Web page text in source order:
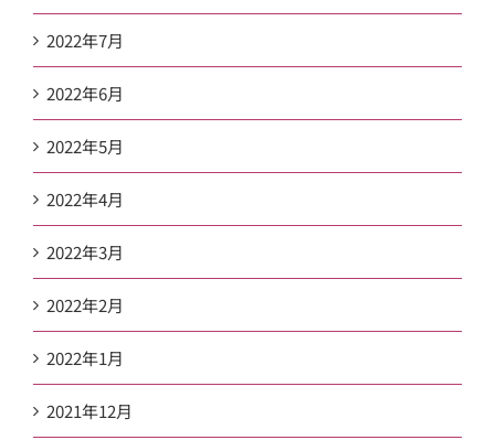
2022年7月
2022年6月
2022年5月
2022年4月
2022年3月
2022年2月
2022年1月
2021年12月